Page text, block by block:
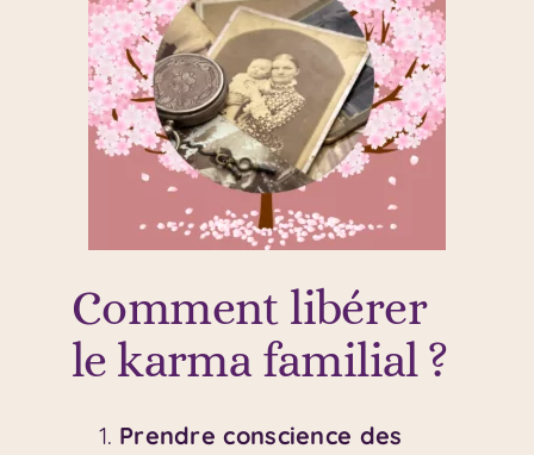
Comment libérer
le karma familial ?
Prendre conscience des